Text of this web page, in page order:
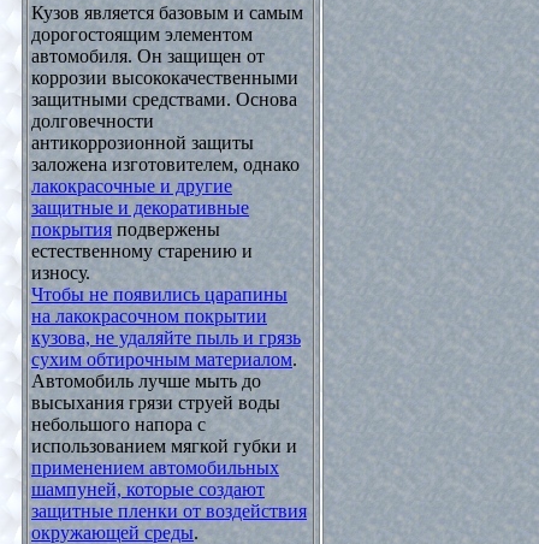
Кузов является базовым и самым
дорогостоящим элементом
автомобиля. Он защищен от
коррозии высококачественными
защитными средствами. Основа
долговечности
антикоррозионной защиты
заложена изготовителем, однако
лакокрасочные и другие
защитные и декоративные
покрытия подвержены
естественному старению и
износу.
Чтобы не появились царапины
на лакокрасочном покрытии
кузова, не удаляйте пыль и грязь
сухим обтирочным материалом.
Автомобиль лучше мыть до
высыхания грязи струей воды
небольшого напора с
использованием мягкой губки и
применением автомобильных
шампуней, которые создают
защитные пленки от воздействия
окружающей среды.